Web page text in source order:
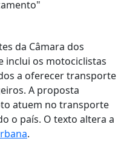
da Câmara dos
inclui os motociclistas
a oferecer transporte
A proposta
atuem no transporte
o país. O texto altera a
.